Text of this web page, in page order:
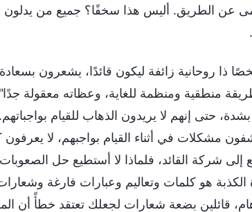
الطريق. أليس هذا سخفًا؟ جميع من يدلون
ذا روحانية زائفة ليكون قائدًا، يشعرون بسعادة
منطقية ومنظمة للغاية، وعظاته معقولة
بشدة، حتى إنهم لا يريدون الذهاب للقيام
مشكلات في أثناء القيام بواجبهم، لا
شركة القائد، فلماذا لا أستطيع حل
الكذبة هو كلمات وتعاليم وعبارات فارغة
قائلين بضعة شعارات لجعلك تعتقد خطأً أن